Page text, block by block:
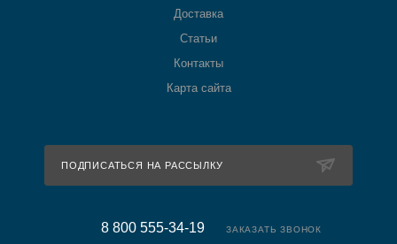
Доставка
Статьи
Контакты
Карта сайта
ПОДПИСАТЬСЯ НА РАССЫЛКУ
8 800 555-34-19 ЗАКАЗАТЬ ЗВОНОК